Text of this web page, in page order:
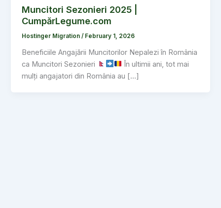
Muncitori Sezonieri 2025 |
CumpărLegume.com
Hostinger Migration/ February 1, 2026
Beneficiile Angajării Muncitorilor Nepalezi în România
ca Muncitori Sezonieri
În ultimii ani, tot mai
mulți angajatori din România au […]